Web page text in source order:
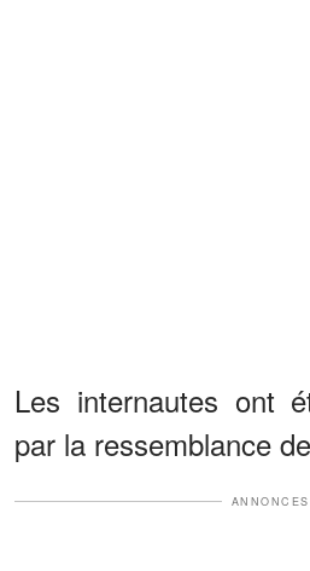
Les internautes ont
par la ressemblance
ANNONCES